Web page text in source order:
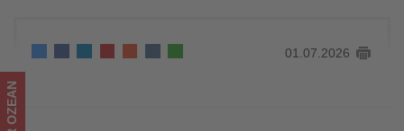
aktiv
erleben
-
01.07.2026